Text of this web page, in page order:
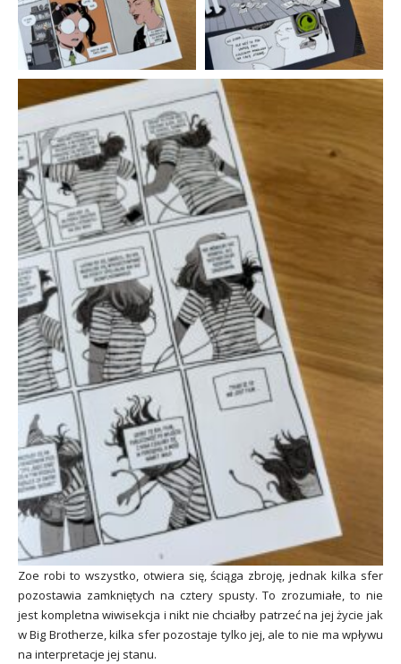
Zoe robi to wszystko, otwiera się, ściąga zbroję, jednak kilka sfer
pozostawia zamkniętych na cztery spusty. To zrozumiałe, to nie
jest kompletna wiwisekcja i nikt nie chciałby patrzeć na jej życie jak
w Big Brotherze, kilka sfer pozostaje tylko jej, ale to nie ma wpływu
na interpretacje jej stanu.